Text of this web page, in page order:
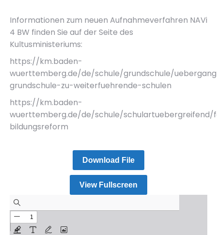
Informationen zum neuen Aufnahmeverfahren NAVi
4 BW finden Sie auf der Seite des
Kultusministeriums:
https://km.baden-
wuerttemberg.de/de/schule/grundschule/
grundschule-zu-weiterfuehrende-schulen
https://km.baden-
wuerttemberg.de/de/schule/schulartuebergreifend/
bildungsreform
Download File
View Fullscreen